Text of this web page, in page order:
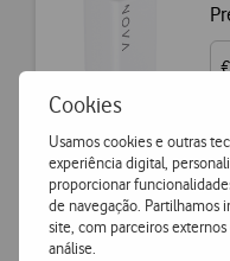
Cookies
Usamos cookies e outras
experiência digital,
proporcionar
de navegação. Partilhamos
site, com parceiros
análise.